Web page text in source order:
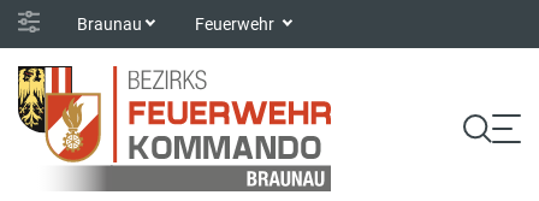
Braunau Feuerwehr